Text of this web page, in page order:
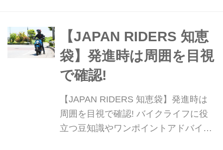
ン」に関するお話です。ビギナーや運
転歴の浅い方、運転操...
【JAPAN RIDERS 知恵
袋】発進時は周囲を目視
で確認!
【JAPAN RIDERS 知恵袋】発進時は
周囲を目視で確認! バイクライフに役
立つ豆知識やワンポイントアドバイス